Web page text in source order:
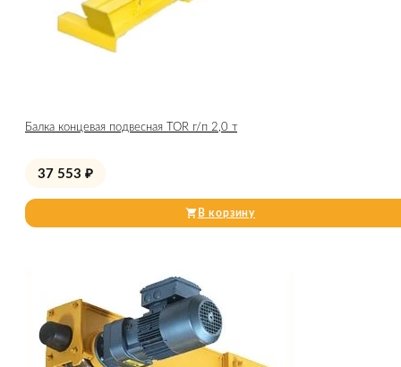
Балка концевая подвесная TOR г/п 2,0 т
37 553 ₽
В корзину